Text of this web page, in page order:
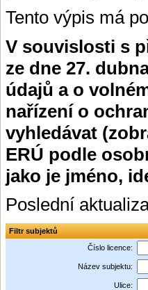
Tento výpis má
V souvislosti s
ze dne 27.
údajů a o
nařízení o
vyhledávat
ERÚ podle
jako je jméno,
Poslední
Filtr subjektů
Číslo licence:
Název subjektu:
Ulice: